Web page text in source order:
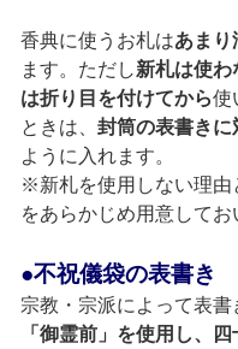
香典に使うお札はあまり
ます。ただし新札は使
は折り目を付けてから使
ときは、 封筒の表書きに
ように入れます。
※新札を使用しない理由
をあらかじめ用意してお
●不祝儀袋の表書き
宗教・宗派によって表書
「御霊前」を使用し、